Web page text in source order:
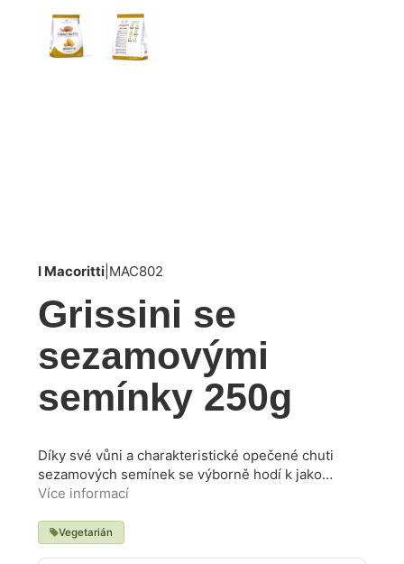
I Macoritti MAC802
Grissini se
sezamovými
semínky 250g
Díky své vůni a charakteristické opečené chuti
sezamových semínek se výborně hodí k jako
předkrm nebo ke svačině. Fantazii se meze
typy uzenin i zeleninou. Určitě je vyzkoušejte se
smetanovou gorgonzolou nebo italskou pancettou
Více informací
Vegetarián